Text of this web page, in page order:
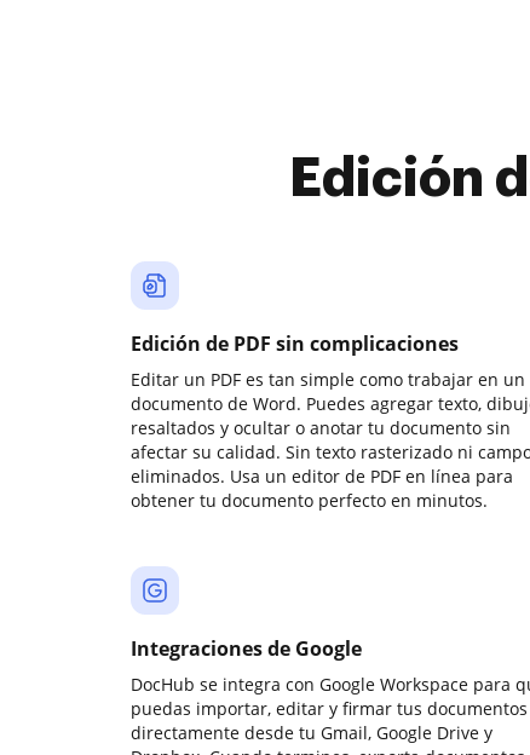
Edición
Edición de PDF sin complicaciones
Editar un PDF es tan simple como trabajar en un
documento de Word. Puedes agregar texto,
resaltados y ocultar o anotar tu documento sin
afectar su calidad. Sin texto rasterizado ni
eliminados. Usa un editor de PDF en línea para
obtener tu documento perfecto en minutos.
Integraciones de Google
DocHub se integra con Google Workspace para
puedas importar, editar y firmar tus documentos
directamente desde tu Gmail, Google Drive y